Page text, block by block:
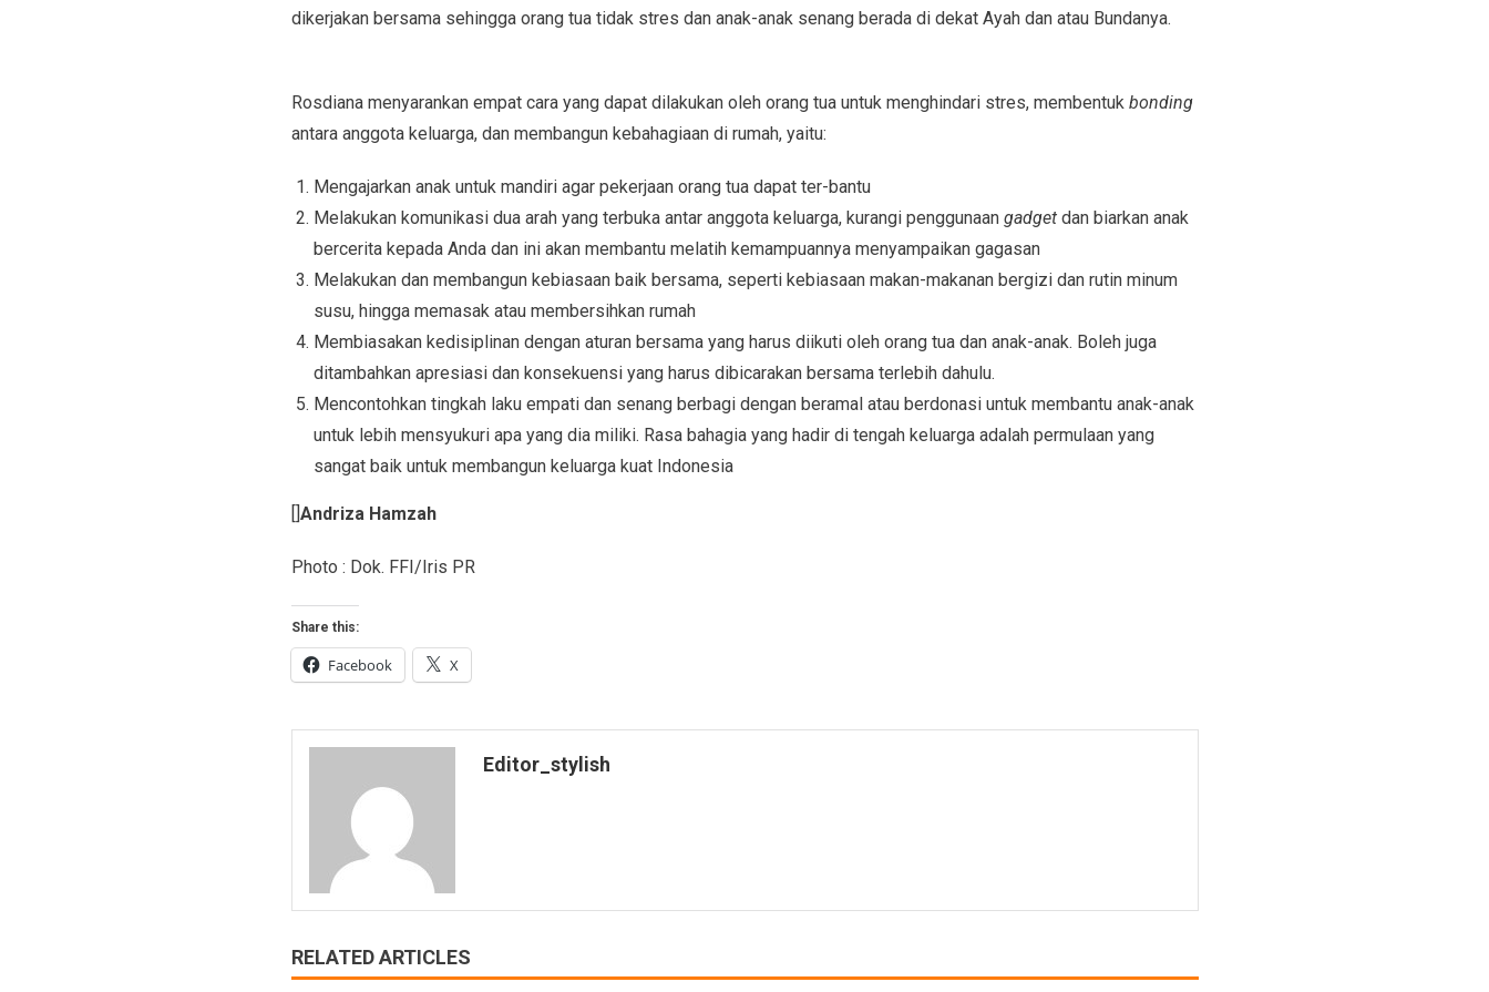
dikerjakan bersama sehingga orang tua tidak stres dan anak-anak senang berada di dekat Ayah dan atau Bundanya.
Rosdiana menyarankan empat cara yang dapat dilakukan oleh orang tua untuk menghindari stres, membentuk bonding
antara anggota keluarga, dan membangun kebahagiaan di rumah, yaitu:
Mengajarkan anak untuk mandiri agar pekerjaan orang tua dapat ter-bantu
Melakukan komunikasi dua arah yang terbuka antar anggota keluarga, kurangi penggunaan gadgetdan biarkan anak
bercerita kepada Anda dan ini akan membantu melatih kemampuannya menyampaikan gagasan
Melakukan dan membangun kebiasaan baik bersama, seperti kebiasaan makan-makanan bergizi dan rutin minum
susu, hingga memasak atau membersihkan rumah
Membiasakan kedisiplinan dengan aturan bersama yang harus diikuti oleh orang tua dan anak-anak. Boleh juga
ditambahkan apresiasi dan konsekuensi yang harus dibicarakan bersama terlebih dahulu.
Mencontohkan tingkah laku empati dan senang berbagi dengan beramal atau berdonasi untuk membantu anak-anak
untuk lebih mensyukuri apa yang dia miliki. Rasa bahagia yang hadir di tengah keluarga adalah permulaan yang
sangat baik untuk membangun keluarga kuat Indonesia
[]Andriza Hamzah
Photo : Dok. FFI/Iris PR
Share this:
Facebook X
Editor_stylish
RELATED ARTICLES